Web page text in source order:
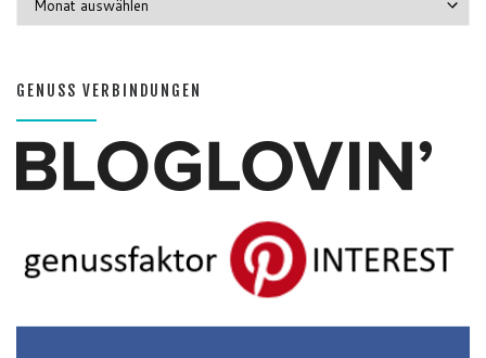
GENUSS VERBINDUNGEN